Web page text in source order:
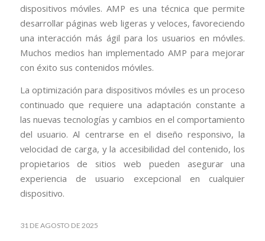
dispositivos móviles. AMP es una técnica que permite
desarrollar páginas web ligeras y veloces, favoreciendo
una interacción más ágil para los usuarios en móviles.
Muchos medios han implementado AMP para mejorar
con éxito sus contenidos móviles.
La optimización para dispositivos móviles es un proceso
continuado que requiere una adaptación constante a
las nuevas tecnologías y cambios en el comportamiento
del usuario. Al centrarse en el diseño responsivo, la
velocidad de carga, y la accesibilidad del contenido, los
propietarios de sitios web pueden asegurar una
experiencia de usuario excepcional en cualquier
dispositivo.
31 DE AGOSTO DE 2025